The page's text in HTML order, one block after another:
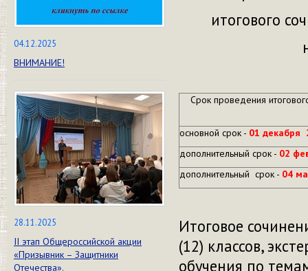
04.12.2025
ВНИМАНИЕ!
28.11.2025
II этап Общероссийской акции
«Призывник – Защитники
Отечества».
итогового
Срок проведения
основной срок - 01 декабря
дополнительный срок - 02
дополнительный срок - 04
Итоговое
(12) классов,
обучения по